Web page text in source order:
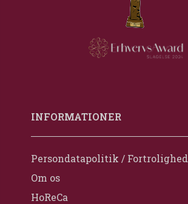
INFORMATIONER
Persondatapolitik / Fortrolighed
Om os
HoReCa